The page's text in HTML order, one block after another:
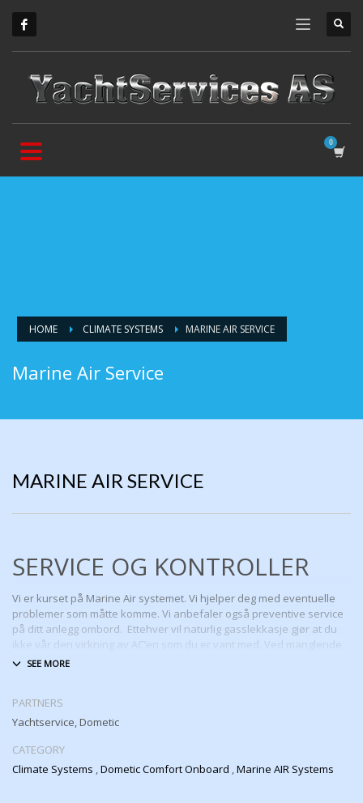
HOME CLIMATE SYSTEMS MARINE AIR SERVICE
Marine Air Service
MARINE AIR SERVICE
SERVICE OG KONTROLLER
Vi er kurset på Marine Air systemet. Vi hjelper deg med eventuelle
problemer som måtte komme. Vi anbefaler også preventive service
på ditt anlegg ombord. Ettehver vil naturlig gasslekkasje gjør at du
ikke vår den virkning av AC’en som du er vant med. Ved manglende
gass vil sytemet kjøle dårlig eller slutte helt å kjøle.
Hjelper med reparsjon om noe ikke virker lenger
Foretar AC service
Går over AC systemet.
Lekkasje test
PARTNERS
Yachtservice, Dometic
CATEGORY
Climate Systems ,Dometic Comfort Onboard ,Marine AIR Systems